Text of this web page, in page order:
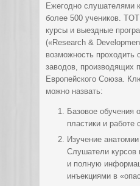
Ежегодно слушателями
более 500 учеников.
курсы и выездные
(«Research &
возможность проходить
заводов, производящих
Европейского Союза.
можно назвать:
Базовое обучения
пластики и работе
Изучение
Слушатели курсов
и полную
инъекциями в